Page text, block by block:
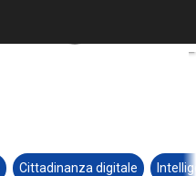
Cittadinanza digitale